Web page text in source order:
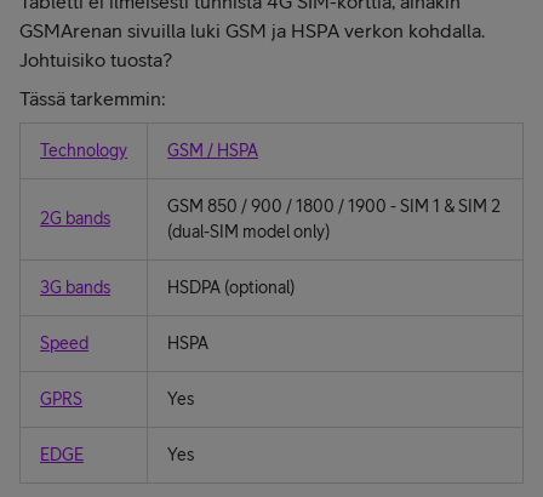
GSMArenan sivuilla luki GSM ja HSPA verkon kohdalla.
Johtuisiko tuosta?
Tässä tarkemmin:
Technology GSM / HSPA
2G bands
GSM 850 / 900 / 1800 / 1900 - SIM 1 & SIM 2
(dual-SIM model only)
3G bands HSDPA (optional)
Speed HSPA
GPRS Yes
EDGE Yes